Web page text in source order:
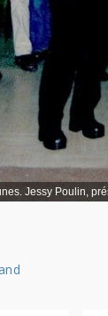
Jessy Poulin,